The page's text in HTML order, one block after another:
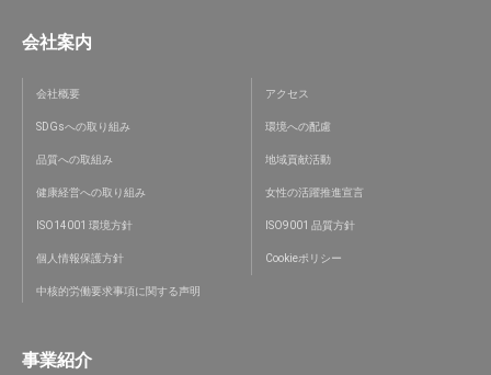
会社案内
会社概要 アクセス
SDGsへの取り組み 環境への配慮
品質への取組み 地域貢献活動
健康経営への取り組み 女性の活躍推進宣言
ISO14001 環境方針 ISO9001 品質方針
個人情報保護方針 Cookieポリシー
中核的労働要求事項に関する声明
事業紹介